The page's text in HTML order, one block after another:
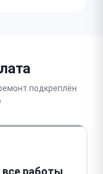
подкреплён
все работы